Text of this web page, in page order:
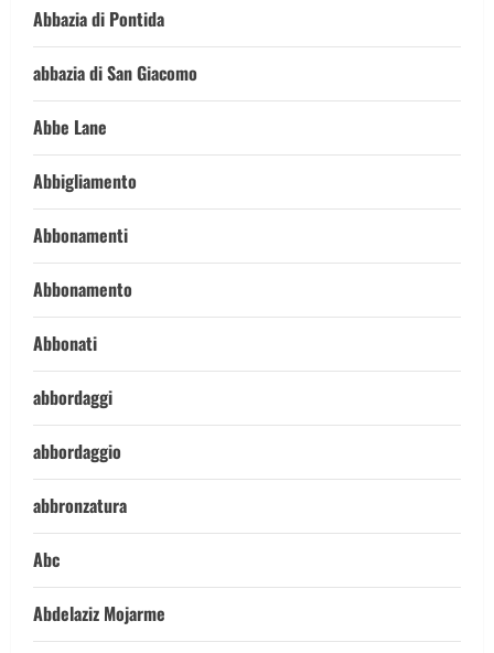
Abbazia di Pontida
abbazia di San Giacomo
Abbe Lane
Abbigliamento
Abbonamenti
Abbonamento
Abbonati
abbordaggi
abbordaggio
abbronzatura
Abc
Abdelaziz Mojarme